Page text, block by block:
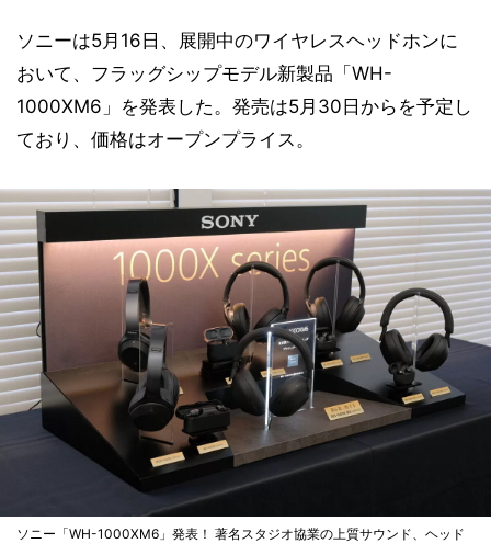
ソニーは5月16日、展開中のワイヤレスヘッドホンに
おいて、フラッグシップモデル新製品「WH-
1000XM6」を発表した。発売は5月30日からを予定し
ており、価格はオープンプライス。
ソニー「WH-1000XM6」発表！ 著名スタジオ協業の上質サウンド、ヘッド